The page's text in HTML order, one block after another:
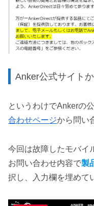
Anker公式サイト
というわけでAnkerの
合わせページから問い
今回は故障したモバイ
お問い合わせ内容で製
択し、入力欄を埋めて